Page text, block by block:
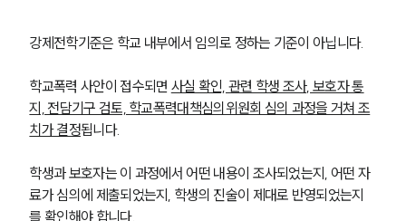
강제전학기준은 학교 내부에서 임의로 정하는 기준이 아닙니다.
학교폭력 사안이 접수되면 사실 확인, 관련 학생 조사, 보호자 통
지, 전담기구 검토, 학교폭력대책심의위원회 심의 과정을 거쳐 조
치가 결정됩니다.
학생과 보호자는 이 과정에서 어떤 내용이 조사되었는지, 어떤 자
료가 심의에 제출되었는지, 학생의 진술이 제대로 반영되었는지
를 확인해야 합니다.